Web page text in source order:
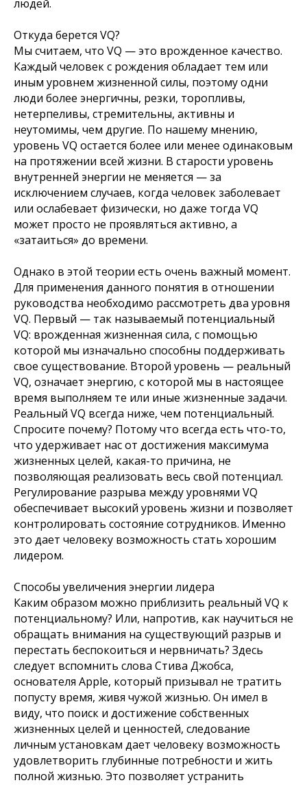
людей.
Откуда берется VQ?
Мы считаем, что VQ — это врожденное качество.
Каждый человек с рождения обладает тем или
иным уровнем жизненной силы, поэтому одни
люди более энергичны, резки, торопливы,
нетерпеливы, стремительны, активны и
неутомимы, чем другие. По нашему мнению,
уровень VQ остается более или менее одинаковым
на протяжении всей жизни. В старости уровень
внутренней энергии не меняется — за
исключением случаев, когда человек заболевает
или ослабевает физически, но даже тогда VQ
может просто не проявляться активно, а
«затаиться» до времени.
Однако в этой теории есть очень важный момент.
Для применения данного понятия в отношении
руководства необходимо рассмотреть два уровня
VQ. Первый — так называемый потенциальный
VQ: врожденная жизненная сила, с помощью
которой мы изначально способны поддерживать
свое существование. Второй уровень — реальный
VQ, означает энергию, с которой мы в настоящее
время выполняем те или иные жизненные задачи.
Реальный VQ всегда ниже, чем потенциальный.
Спросите почему? Потому что всегда есть что-то,
что удерживает нас от достижения максимума
жизненных целей, какая-то причина, не
позволяющая реализовать весь свой потенциал.
Регулирование разрыва между уровнями VQ
обеспечивает высокий уровень жизни и позволяет
контролировать состояние сотрудников. Именно
это дает человеку возможность стать хорошим
лидером.
Способы увеличения энергии лидера
Каким образом можно приблизить реальный VQ к
потенциальному? Или, напротив, как научиться не
обращать внимания на существующий разрыв и
перестать беспокоиться и нервничать? Здесь
следует вспомнить слова Стива Джобса,
основателя Apple, который призывал не тратить
попусту время, живя чужой жизнью. Он имел в
виду, что поиск и достижение собственных
жизненных целей и ценностей, следование
личным установкам дает человеку возможность
удовлетворить глубинные потребности и жить
полной жизнью. Это позволяет устранить